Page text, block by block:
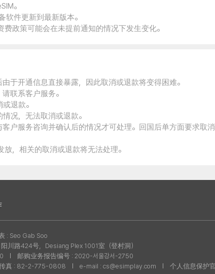
。
软件更新到最新版本。
费政策可能会在未提前通知的情况下发生变化。
于开通信息直接暴露，因此取消或退款将变得困难。
联系客户服务。
退款。
况，无法取消或退款。
客户服务咨询并确认后的情况才可处理。回国后单方面要求取
，相关的取消或退款将无法处理。
: Seo Gab Soo
川路424号，Desiang Plex 1001室（登村洞）
邮购业务报告编号 : 2020-서울강서-2750
真 : 82-2-775-0808 e-mail : cs@esimplay.com 个人信息保护